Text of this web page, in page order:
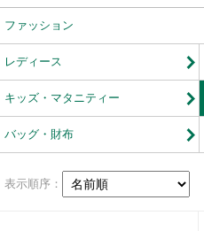
ファッション
レディース
キッズ・マタニティー
バッグ・財布
表示順序：